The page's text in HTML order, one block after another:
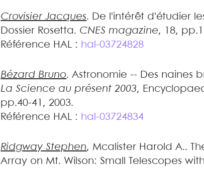
Crovisier Jacques. De l'intérêt d'étudier
Dossier Rosetta. CNES magazine, 18,
Référence HAL : hal-03724828
Bézard Bruno.Astronomie -- Des naines
La Science au présent 2003,
pp.40-41, 2003.
Référence HAL : hal-03724834
Ridgway Stephen, Mcalister Harold A..
Array on Mt. Wilson: Small Telescopes